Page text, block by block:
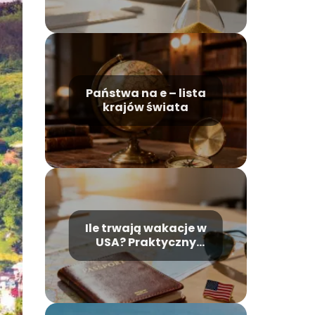
Państwa na e – lista
krajów świata
Ile trwają wakacje w
USA? Praktyczny
przewodnik